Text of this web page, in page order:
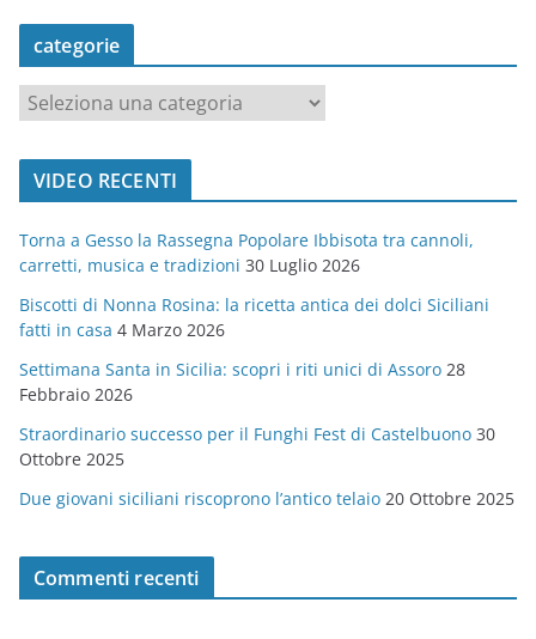
categorie
t
o
r
i
e
VIDEO RECENTI
Torna a Gesso la Rassegna Popolare Ibbisota tra cannoli,
carretti, musica e tradizioni 30 Luglio 2026
Biscotti di Nonna Rosina: la ricetta antica dei dolci Siciliani
fatti in casa 4 Marzo 2026
Settimana Santa in Sicilia: scopri i riti unici di Assoro 28
Febbraio 2026
Straordinario successo per il Funghi Fest di Castelbuono 30
Ottobre 2025
Due giovani siciliani riscoprono l’antico telaio 20 Ottobre 2025
Commenti recenti